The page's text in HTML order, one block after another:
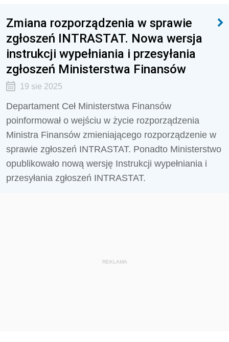
Zmiana rozporządzenia w sprawie
zgłoszeń INTRASTAT. Nowa wersja
instrukcji wypełniania i przesyłania
zgłoszeń Ministerstwa Finansów
19 sie 2025
Departament Ceł Ministerstwa Finansów
poinformował o wejściu w życie rozporządzenia
Ministra Finansów zmieniającego rozporządzenie w
sprawie zgłoszeń INTRASTAT. Ponadto Ministerstwo
opublikowało nową wersję Instrukcji wypełniania i
przesyłania zgłoszeń INTRASTAT.
REKLAMA